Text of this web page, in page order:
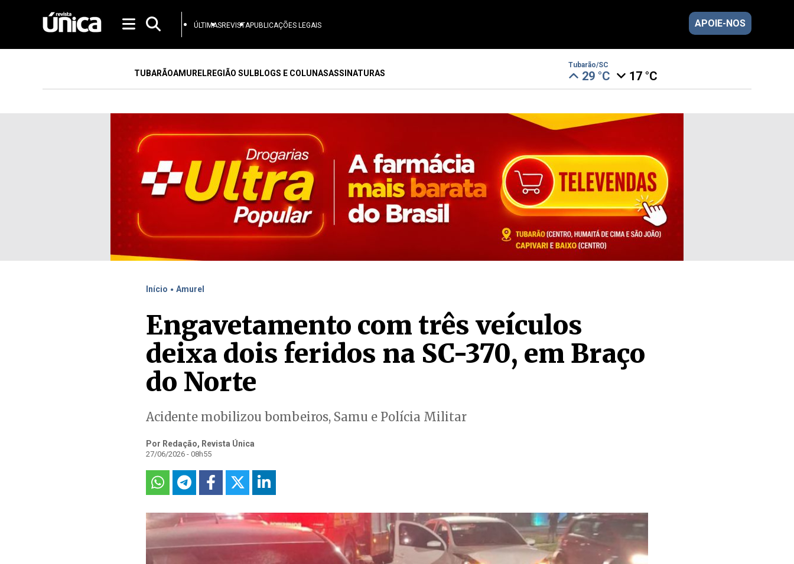
ÚLTIMASREVISTAPUBLICAÇÕES LEGAIS APOIE-NOS
TUBARÃOAMURELREGIÃO SULBLOGS E COLUNASASSINATURAS
Tubarão/SC
29 °C 17 °C
Início . Amurel
Engavetamento com três veículos
deixa dois feridos na SC-370, em Braço
do Norte
Acidente mobilizou bombeiros, Samu e Polícia Militar
Por Redação, Revista Única
27/06/2026 - 08h55